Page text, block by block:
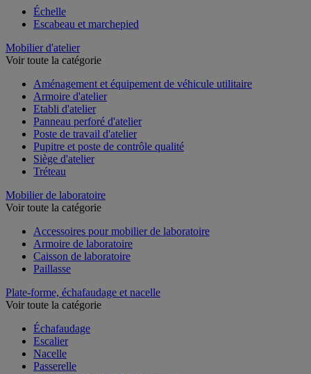
Échelle
Mobilier d'atelier
Aménagement et équipement de véhicule utilitaire
Armoire d'atelier
Etabli d'atelier
Panneau perforé d'atelier
Poste de travail d'atelier
Pupitre et poste de contrôle qualité
Siège d'atelier
Mobilier de laboratoire
Accessoires pour mobilier de laboratoire
Armoire de laboratoire
Caisson de laboratoire
Plate-forme, échafaudage et nacelle
Échafaudage
Escalier
Nacelle